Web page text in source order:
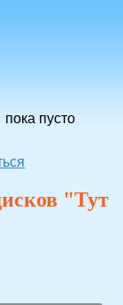
пока пусто
"Тут